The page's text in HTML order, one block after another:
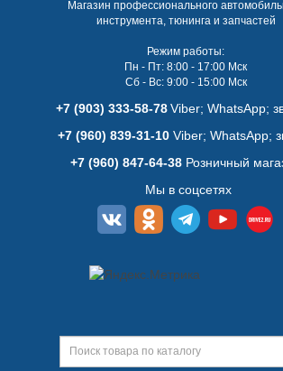
Магазин профессионального
инструмента, тюнинга и запчастей
Режим работы:
Пн - Пт: 8:00 - 17:00 Мск
Сб - Вс: 9:00 - 15:00 Мск
+7 (903) 333-58-78 Viber; WhatsАpp;
+7 (960) 839-31-10Viber; WhatsАpp;
+7 (960) 847-64-38 Розничный
Мы в соцсетях